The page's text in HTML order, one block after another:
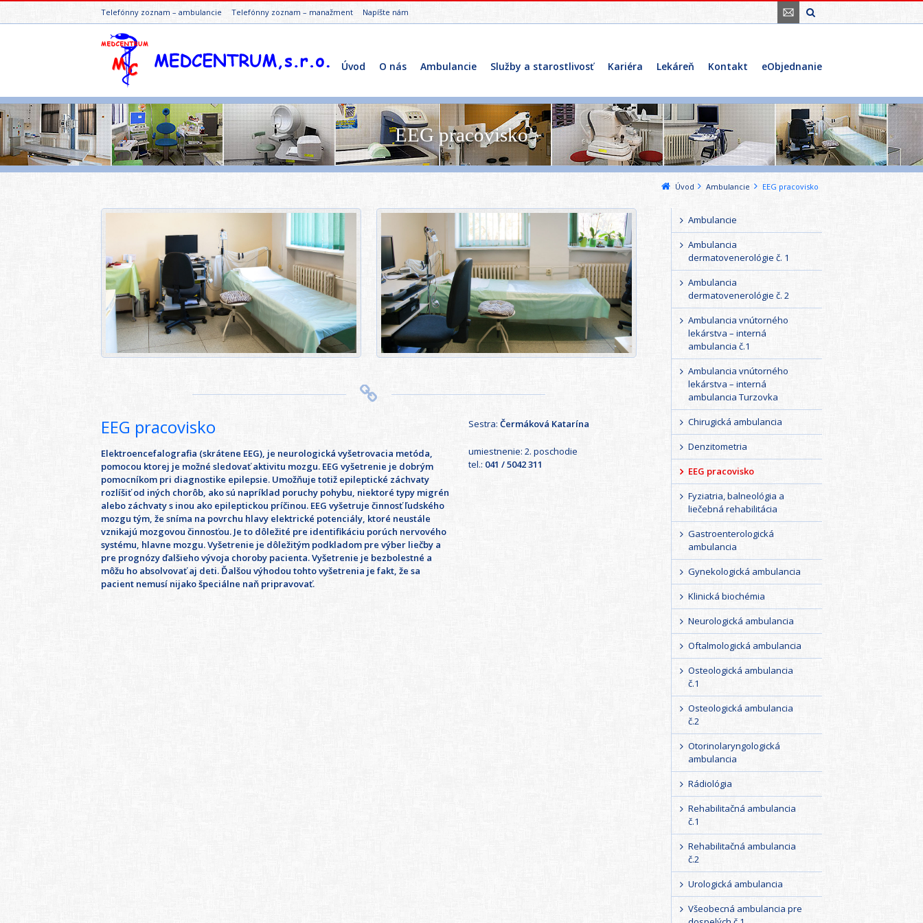
Telefónny zoznam – ambulancie Telefónny zoznam – manažment Napíšte nám
Úvod O nás Ambulancie Služby a starostlivosť Kariéra Lekáreň Kontakt eObjednanie
EEG pracovisko
Úvod Ambulancie EEG pracovisko
EEG pracovisko
Elektroencefalografia (skrátene EEG), je neurologická vyšetrovacia metóda,
pomocou ktorej je možné sledovať aktivitu mozgu. EEG vyšetrenie je dobrým
pomocníkom pri diagnostike epilepsie. Umožňuje totiž epileptické záchvaty
rozlíšiť od iných chorôb, ako sú napríklad poruchy pohybu, niektoré typy migrén
alebo záchvaty s inou ako epileptickou príčinou. EEG vyšetruje činnosť ľudského
mozgu tým, že sníma na povrchu hlavy elektrické potenciály, ktoré neustále
vznikajú mozgovou činnosťou. Je to dôležité pre identifikáciu porúch nervového
systému, hlavne mozgu. Vyšetrenie je dôležitým podkladom pre výber liečby a
pre prognózy ďalšieho vývoja choroby pacienta. Vyšetrenie je bezbolestné a
môžu ho absolvovať aj deti. Ďalšou výhodou tohto vyšetrenia je fakt, že sa
pacient nemusí nijako špeciálne naň pripravovať.
Sestra: Čermáková Katarína
umiestnenie: 2. poschodie
tel.: 041 / 5042 311
Ambulancie
Ambulancia
dermatovenerológie č. 1
Ambulancia
dermatovenerológie č. 2
Ambulancia vnútorného
lekárstva – interná
ambulancia č.1
Ambulancia vnútorného
lekárstva – interná
ambulancia Turzovka
Chirugická ambulancia
Denzitometria
EEG pracovisko
Fyziatria, balneológia a
liečebná rehabilitácia
Gastroenterologická
ambulancia
Gynekologická ambulancia
Klinická biochémia
Neurologická ambulancia
Oftalmologická ambulancia
Osteologická ambulancia
č.1
Osteologická ambulancia
č.2
Otorinolaryngologická
ambulancia
Rádiológia
Rehabilitačná ambulancia
č.1
Rehabilitačná ambulancia
č.2
Urologická ambulancia
Všeobecná ambulancia pre